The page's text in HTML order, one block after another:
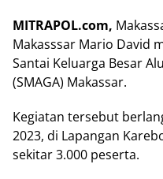
MITRAPOL.com,
Makasssar Mario David
Santai Keluarga Besar
(SMAGA) Makassar.
Kegiatan tersebut
2023, di Lapangan
sekitar 3.000 peserta.